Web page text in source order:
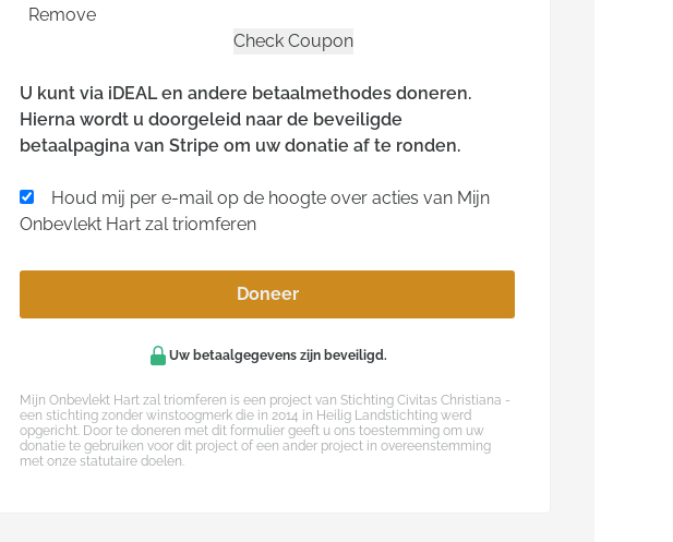
Remove
U kunt via iDEAL en andere betaalmethodes doneren.
Hierna wordt u doorgeleid naar de beveiligde
betaalpagina van Stripe om uw donatie af te ronden.
Houd mij per e-mail op de hoogte over acties van Mijn
Onbevlekt Hart zal triomferen
Doneer
Uw betaalgegevens zijn beveiligd.
Mijn Onbevlekt Hart zal triomferen is een project van Stichting Civitas Christiana -
een stichting zonder winstoogmerk die in 2014 in Heilig Landstichting werd
opgericht. Door te doneren met dit formulier geeft u ons toestemming om uw
donatie te gebruiken voor dit project of een ander project in overeenstemming
met onze statutaire doelen.